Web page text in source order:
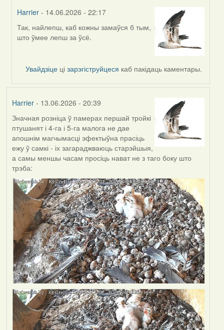
Harrier - 14.06.2026 - 22:17
In
reply
Alla
V
Так, найлепш, каб кожны замаўся б тым,
што ўмее лепш за ўсё.
Увайдзіце цізарэгіструйцеся каб пакідаць каментары.
Harrier- 13.06.2026 - 20:39
Значная розніца ў памерах першай тройкі
птушанят і 4-га і 5-га малога не дае
апошнім магчымасці эфектыўна прасіць
ежу ў самкі - іх загараджваюць старэйшыя,
а самы меншы часам просіць нават не з таго боку што
трэба: